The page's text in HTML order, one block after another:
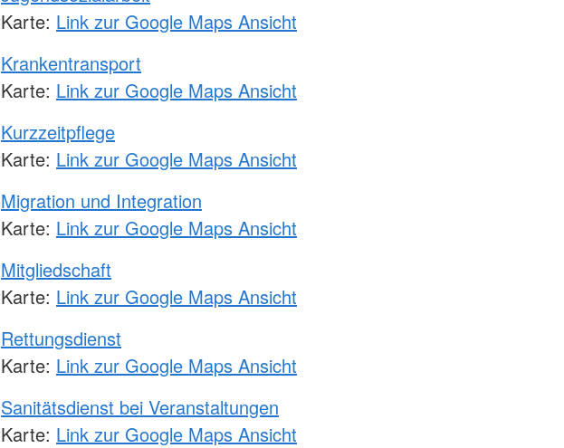
Karte: Link zur Google Maps Ansicht
Krankentransport
Karte: Link zur Google Maps Ansicht
Kurzzeitpflege
Karte: Link zur Google Maps Ansicht
Migration und Integration
Karte: Link zur Google Maps Ansicht
Mitgliedschaft
Karte: Link zur Google Maps Ansicht
Rettungsdienst
Karte: Link zur Google Maps Ansicht
Sanitätsdienst bei Veranstaltungen
Karte: Link zur Google Maps Ansicht